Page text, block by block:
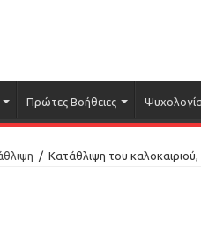
Πρώτες Βοήθειες
/ Κατάθλιψη του καλοκαιριού,